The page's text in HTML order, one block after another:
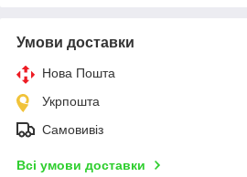
Умови доставки
Нова Пошта
Укрпошта
Самовивіз
Всі умови доставки